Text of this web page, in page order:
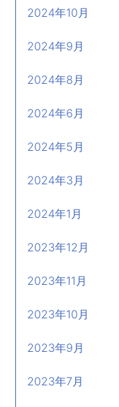
2024年10月
2024年9月
2024年8月
2024年6月
2024年5月
2024年3月
2024年1月
2023年12月
2023年11月
2023年10月
2023年9月
2023年7月